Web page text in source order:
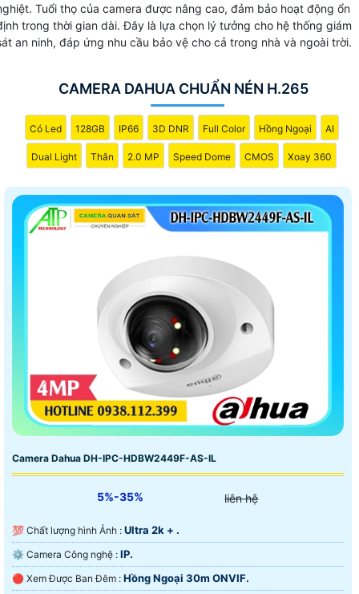
Tuổi thọ của camera được nâng cao, đảm bảo hoạt động ổn
trong thời gian dài. Đây là lựa chọn lý tưởng cho hệ thống giám
an ninh, đáp ứng nhu cầu bảo vệ cho cả trong nhà và ngoài trời.
CAMERA DAHUA CHUẨN NÉN H.265
Có Led 128GB IP66 3D DNR Full Color Hồng Ngoại AI
Dual Light Thân 2.0 MP Speed Dome CMOS Xoay 360
Camera Dahua DH-IPC-HDBW2449F-AS-IL
5%-35% liên hệ
💯 Chất lượng hình Ảnh : Ultra 2k + .
⚙ Camera Công nghệ : IP.
🔴 Xem Được Ban Đêm : Hồng Ngoại 30m ONVIF.